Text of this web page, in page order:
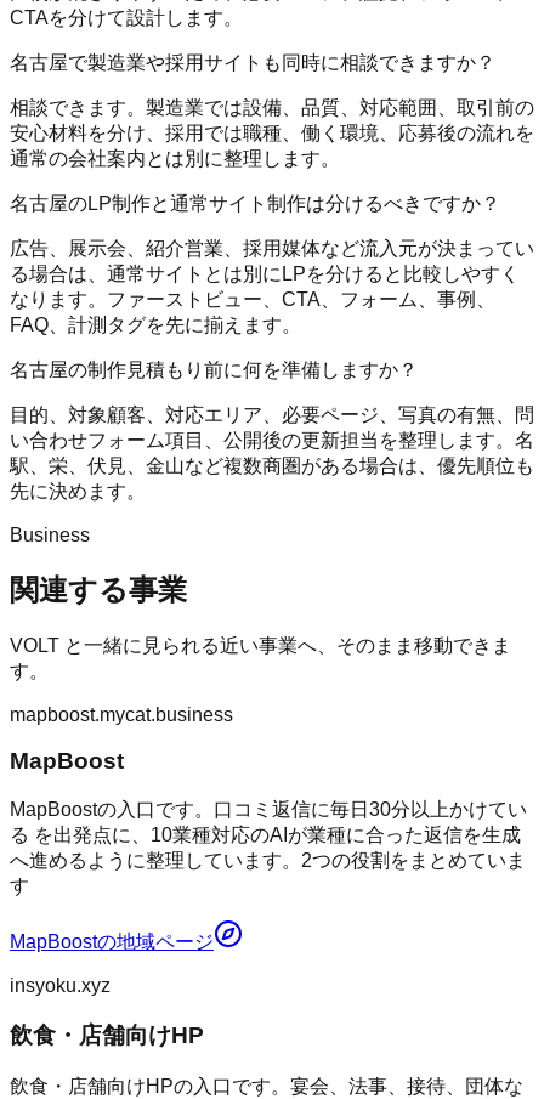
CTAを分けて設計します。
名古屋で製造業や採用サイトも同時に相談できますか？
相談できます。製造業では設備、品質、対応範囲、取引前の
安心材料を分け、採用では職種、働く環境、応募後の流れを
通常の会社案内とは別に整理します。
名古屋のLP制作と通常サイト制作は分けるべきですか？
広告、展示会、紹介営業、採用媒体など流入元が決まってい
る場合は、通常サイトとは別にLPを分けると比較しやすく
なります。ファーストビュー、CTA、フォーム、事例、
FAQ、計測タグを先に揃えます。
名古屋の制作見積もり前に何を準備しますか？
目的、対象顧客、対応エリア、必要ページ、写真の有無、問
い合わせフォーム項目、公開後の更新担当を整理します。名
駅、栄、伏見、金山など複数商圏がある場合は、優先順位も
先に決めます。
Business
関連する事業
VOLT と一緒に見られる近い事業へ、そのまま移動できま
す。
mapboost.mycat.business
MapBoost
MapBoostの入口です。口コミ返信に毎日30分以上かけてい
る を出発点に、10業種対応のAIが業種に合った返信を生成
へ進めるように整理しています。2つの役割をまとめていま
す
MapBoostの地域ページ
insyoku.xyz
飲食・店舗向けHP
飲食・店舗向けHPの入口です。宴会、法事、接待、団体な